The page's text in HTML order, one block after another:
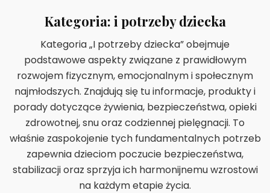
Kategoria: i potrzeby dziecka
Kategoria „I potrzeby dziecka” obejmuje
podstawowe aspekty związane z prawidłowym
rozwojem fizycznym, emocjonalnym i społecznym
najmłodszych. Znajdują się tu informacje, produkty i
porady dotyczące żywienia, bezpieczeństwa, opieki
zdrowotnej, snu oraz codziennej pielęgnacji. To
właśnie zaspokojenie tych fundamentalnych potrzeb
zapewnia dzieciom poczucie bezpieczeństwa,
stabilizacji oraz sprzyja ich harmonijnemu wzrostowi
na każdym etapie życia.